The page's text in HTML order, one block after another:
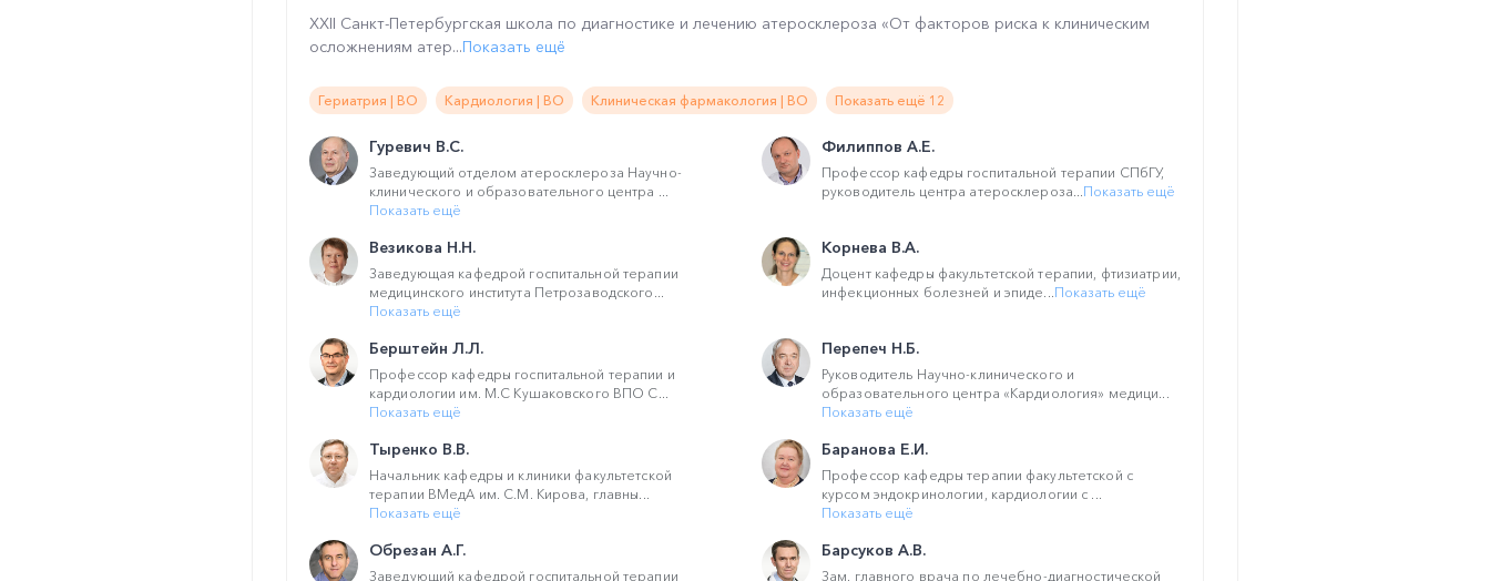
XXII Санкт-Петербургская школа по диагностике и лечению атеросклероза «От факторов риска к клиническим
осложнениям атер...Показать ещё
Гериатрия | ВО Кардиология | ВО Клиническая фармакология | ВО Показать ещё 12
Гуревич В.С.
Заведующий отделом атеросклероза Научно-
клинического и образовательного центра ...
Показать ещё
Филиппов А.Е.
Профессор кафедры госпитальной терапии СПбГУ,
руководитель центра атеросклероза...Показать ещё
Везикова Н.Н.
Заведующая кафедрой госпитальной терапии
медицинского института Петрозаводского...
Показать ещё
Корнева В.А.
Доцент кафедры факультетской терапии, фтизиатрии,
инфекционных болезней и эпиде...Показать ещё
Берштейн Л.Л.
Профессор кафедры госпитальной терапии и
кардиологии им. М.С Кушаковского ВПО С...
Показать ещё
Перепеч Н.Б.
Руководитель Научно-клинического и
образовательного центра «Кардиология» медици...
Показать ещё
Тыренко В.В.
Начальник кафедры и клиники факультетской
терапии ВМедА им. С.М. Кирова, главны...
Показать ещё
Баранова Е.И.
Профессор кафедры терапии факультетской с
курсом эндокринологии, кардиологии с ...
Показать ещё
Обрезан А.Г.
Заведующий кафедрой госпитальной терапии
Барсуков А.В.
Зам. главного врача по лечебно-диагностической